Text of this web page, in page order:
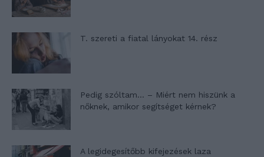
T. szereti a fiatal lányokat 14. rész
Pedig szóltam… – Miért nem hiszünk a
nőknek, amikor segítséget kérnek?
A legidegesítőbb kifejezések laza